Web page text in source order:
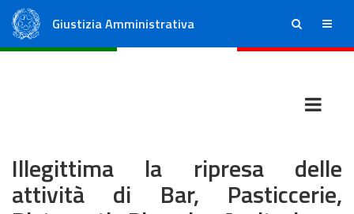
Giustizia Amministrativa ricerca menu
Illegittima la ripresa delle
attività di Bar, Pasticcerie,